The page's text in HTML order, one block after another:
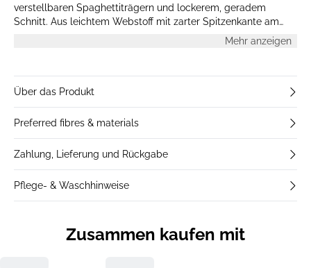
verstellbaren Spaghettiträgern und lockerem, geradem
Schnitt. Aus leichtem Webstoff mit zarter Spitzenkante am
Saum. Das Model ist 175 cm groß und trägt Größe S.Mehr anzeigen
Über das Produkt
Preferred fibres & materials
Zahlung, Lieferung und Rückgabe
Pflege- & Waschhinweise
Zusammen kaufen mit